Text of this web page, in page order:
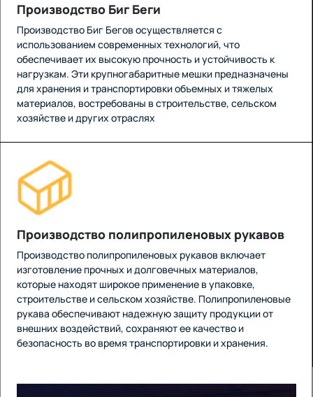
Производство Биг Беги
Производство Биг Бегов осуществляется с
использованием современных технологий, что
обеспечивает их высокую прочность и устойчивость к
нагрузкам. Эти крупногабаритные мешки предназначены
для хранения и транспортировки объемных и тяжелых
материалов, востребованы в строительстве, сельском
хозяйстве и других отраслях
Производство полипропиленовых рукавов
Производство полипропиленовых рукавов включает
изготовление прочных и долговечных материалов,
которые находят широкое применение в упаковке,
строительстве и сельском хозяйстве. Полипропиленовые
рукава обеспечивают надежную защиту продукции от
внешних воздействий, сохраняют ее качество и
безопасность во время транспортировки и хранения.